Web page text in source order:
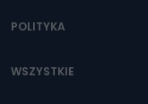
POLITYKA
WSZYSTKIE